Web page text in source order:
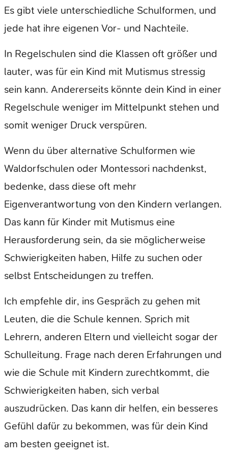
Es gibt viele unterschiedliche Schulformen, und
jede hat ihre eigenen Vor- und Nachteile.
In Regelschulen sind die Klassen oft größer und
lauter, was für ein Kind mit Mutismus stressig
sein kann. Andererseits könnte dein Kind in einer
Regelschule weniger im Mittelpunkt stehen und
somit weniger Druck verspüren.
Wenn du über alternative Schulformen wie
Waldorfschulen oder Montessori nachdenkst,
bedenke, dass diese oft mehr
Eigenverantwortung von den Kindern verlangen.
Das kann für Kinder mit Mutismus eine
Herausforderung sein, da sie möglicherweise
Schwierigkeiten haben, Hilfe zu suchen oder
selbst Entscheidungen zu treffen.
Ich empfehle dir, ins Gespräch zu gehen mit
Leuten, die die Schule kennen. Sprich mit
Lehrern, anderen Eltern und vielleicht sogar der
Schulleitung. Frage nach deren Erfahrungen und
wie die Schule mit Kindern zurechtkommt, die
Schwierigkeiten haben, sich verbal
auszudrücken. Das kann dir helfen, ein besseres
Gefühl dafür zu bekommen, was für dein Kind
am besten geeignet ist.